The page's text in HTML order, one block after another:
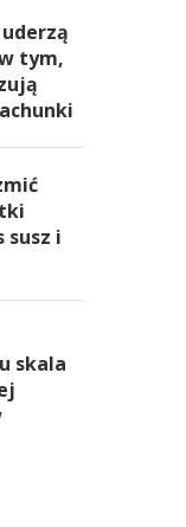
tym,
susz i
skala